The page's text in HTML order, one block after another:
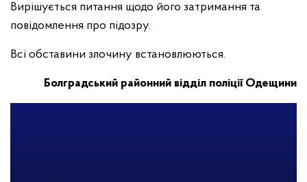
Вирішується питання щодо його затримання та
повідомлення про підозру.
Всі обставини злочину встановлюються.
Болградський районний відділ поліції Одещини